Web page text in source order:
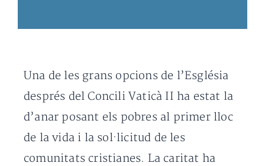
Una de les grans opcions de l’Església
després del Concili Vaticà II ha estat la
d’anar posant els pobres al primer lloc
de la vida i la sol·licitud de les
comunitats cristianes. La caritat ha